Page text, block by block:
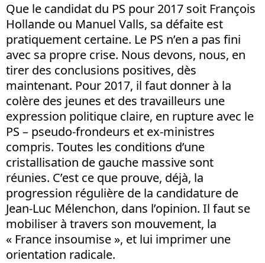
Que le candidat du PS pour 2017 soit François
Hollande ou Manuel Valls, sa défaite est
pratiquement certaine. Le PS n’en a pas fini
avec sa propre crise. Nous devons, nous, en
tirer des conclusions positives, dès
maintenant. Pour 2017, il faut donner à la
colère des jeunes et des travailleurs une
expression politique claire, en rupture avec le
PS – pseudo-frondeurs et ex-ministres
compris. Toutes les conditions d’une
cristallisation de gauche massive sont
réunies. C’est ce que prouve, déjà, la
progression régulière de la candidature de
Jean-Luc Mélenchon, dans l’opinion. Il faut se
mobiliser à travers son mouvement, la
« France insoumise », et lui imprimer une
orientation radicale.